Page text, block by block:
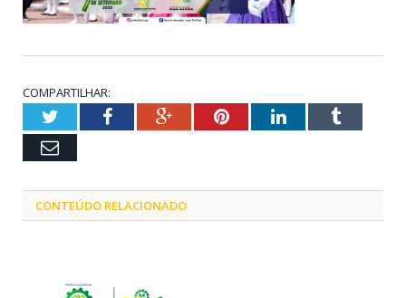
COMPARTILHAR:
TwitterFacebookGoogle+PinterestLinkedInTumblr
Email
CONTEÚDO RELACIONADO